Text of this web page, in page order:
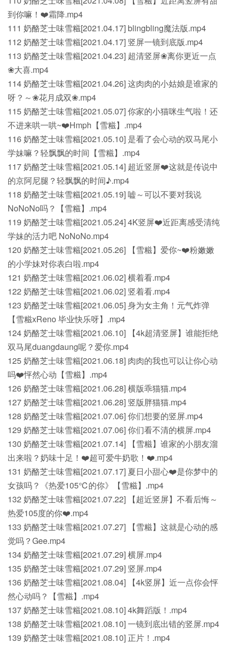
到你嘛！❤️霜降.mp4
111 奶酪芝士味雪糍[2021.04.17] blingbling魔法版.mp4
112 奶酪芝士味雪糍[2021.04.17] 竖屏一镜到底版.mp4
113 奶酪芝士味雪糍[2021.04.23] 超清竖屏❀离你更近一点
❀大喜.mp4
114 奶酪芝士味雪糍[2021.04.26] 这肉肉的小姑娘是谁家的
呀？～❀花月成双❀.mp4
115 奶酪芝士味雪糍[2021.05.07] 你家的小猫咪生气啦！还
不进来哄一哄~❤️Hmph【雪糍】.mp4
116 奶酪芝士味雪糍[2021.05.10] 是看了会心动的双马尾小
学妹嘛？轻飘飘的时间【雪糍】.mp4
117 奶酪芝士味雪糍[2021.05.14] 超近竖屏❤️这就是传说中
的京阿尼腿？轻飘飘的时间♪.mp4
118 奶酪芝士味雪糍[2021.05.19] 嘘～可以不要对我说
NoNoNo吗？【雪糍】.mp4
119 奶酪芝士味雪糍[2021.05.24] 4K竖屏❤️近距离感受清纯
学妹的活力吧 NoNoNo.mp4
120 奶酪芝士味雪糍[2021.05.26] 【雪糍】爱你~❤️粉嫩嫩
的小学妹对你表白啦.mp4
121 奶酪芝士味雪糍[2021.06.02] 横着看.mp4
122 奶酪芝士味雪糍[2021.06.02] 竖着看.mp4
123 奶酪芝士味雪糍[2021.06.05] 身为女主角！元气炸弹
【雪糍xReno 毕业快乐呀】.mp4
124 奶酪芝士味雪糍[2021.06.10] 【4k超清竖屏】谁能拒绝
双马尾duangdaung呢？爱你.mp4
125 奶酪芝士味雪糍[2021.06.18] 肉肉的我也可以让你心动
吗❤️怦然心动【雪糍】.mp4
126 奶酪芝士味雪糍[2021.06.28] 横版乖猫猫.mp4
127 奶酪芝士味雪糍[2021.06.28] 竖版胖猫猫.mp4
128 奶酪芝士味雪糍[2021.07.06] 你们想要的竖屏.mp4
129 奶酪芝士味雪糍[2021.07.06] 你们看不清的横屏.mp4
130 奶酪芝士味雪糍[2021.07.14] 【雪糍】谁家的小朋友溜
出来啦？奶味十足！❤️超可爱牛奶歌！❤️.mp4
131 奶酪芝士味雪糍[2021.07.17] 夏日小甜心❤️是你梦中的
女孩吗？《热爱105℃的你》【雪糍】.mp4
132 奶酪芝士味雪糍[2021.07.22] 【超近竖屏】不看后悔～
热爱105度的你❤️.mp4
133 奶酪芝士味雪糍[2021.07.27] 【雪糍】这就是心动的感
觉吗？Gee.mp4
134 奶酪芝士味雪糍[2021.07.29] 横屏.mp4
135 奶酪芝士味雪糍[2021.07.29] 竖屏.mp4
136 奶酪芝士味雪糍[2021.08.04] 【4k竖屏】近一点你会怦
然心动吗？【雪糍】.mp4
137 奶酪芝士味雪糍[2021.08.10] 4k舞蹈版！.mp4
138 奶酪芝士味雪糍[2021.08.10] 一镜到底出错的竖屏.mp4
139 奶酪芝士味雪糍[2021.08.10] 正片！.mp4